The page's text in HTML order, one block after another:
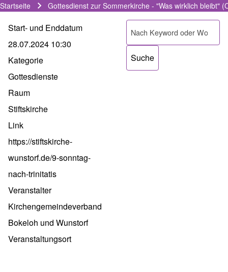
Pfadnavigation
Startseite Gottesdienst zur Sommerkirche - "Was wirklich bleibt"
Start- und Enddatum
28.07.2024 10:30
Kategorie
Gottesdienste
Raum
Stiftskirche
Link
https://stiftskirche-
wunstorf.de/9-sonntag-
nach-trinitatis
Veranstalter
Kirchengemeindeverband
Bokeloh und Wunstorf
Veranstaltungsort
Suche